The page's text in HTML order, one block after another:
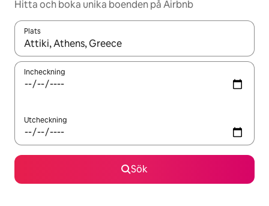
Hitta och boka unika boenden på Airbnb
Plats
När resultaten är tillgängliga kan du navigera med upp- och
Incheckning
Utcheckning
Sök